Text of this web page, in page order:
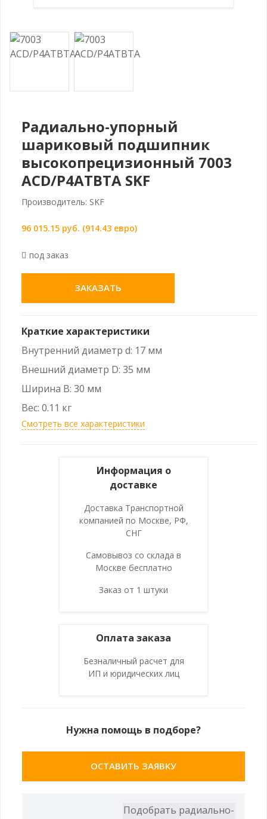
Радиально-упорный
шариковый подшипник
высокопрецизионный 7003
ACD/P4ATBTA SKF
Производитель: SKF
96 015.15 руб. (914.43 евро)
под заказ
ЗАКАЗАТЬ
Краткие характеристики
Внутренний диаметр d: 17 мм
Внешний диаметр D: 35 мм
Ширина B: 30 мм
Вес: 0.11 кг
Смотреть все характеристики
Информация о
доставке
Доставка Транспортной
компанией по Москве, РФ,
СНГ
Самовывоз со склада в
Москве бесплатно
Заказ от 1 штуки
Оплата заказа
Безналичный расчет для
ИП и юридических лиц
Нужна помощь в подборе?
ОСТАВИТЬ ЗАЯВКУ